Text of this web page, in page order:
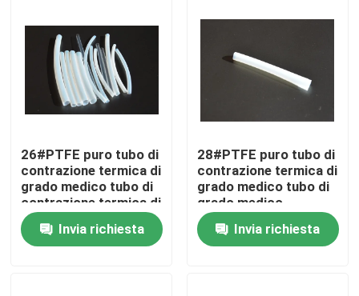
Casa
Prodotti
26#PTFE puro tubo di
contrazione termica di
grado medico tubo di
contrazione termica di
grado medico
Invia richiesta
28#PTFE puro tubo di
contrazione termica di
grado medico tubo di
grado medico
Invia richiesta